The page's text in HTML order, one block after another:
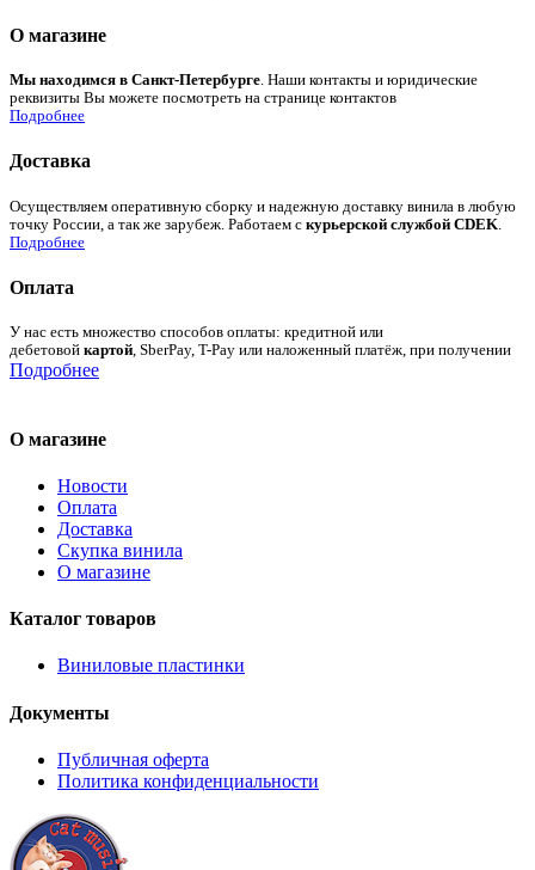
О магазине
Мы находимся в Санкт-Петербурге. Наши контакты и юридические
реквизиты Вы можете посмотреть на странице контактов
Подробнее
Доставка
Осуществляем оперативную сборку и надежную доставку винила в любую
точку России, а так же зарубеж. Работаем с курьерской службой CDEK
Подробнее
Оплата
У нас есть множество способов оплаты: кредитной или
дебетовой картой, SberPay, T-Pay или наложенный платёж, при получении
Подробнее
О магазине
Новости
Оплата
Доставка
Скупка винила
О магазине
Каталог товаров
Виниловые пластинки
Документы
Публичная оферта
Политика конфиденциальности